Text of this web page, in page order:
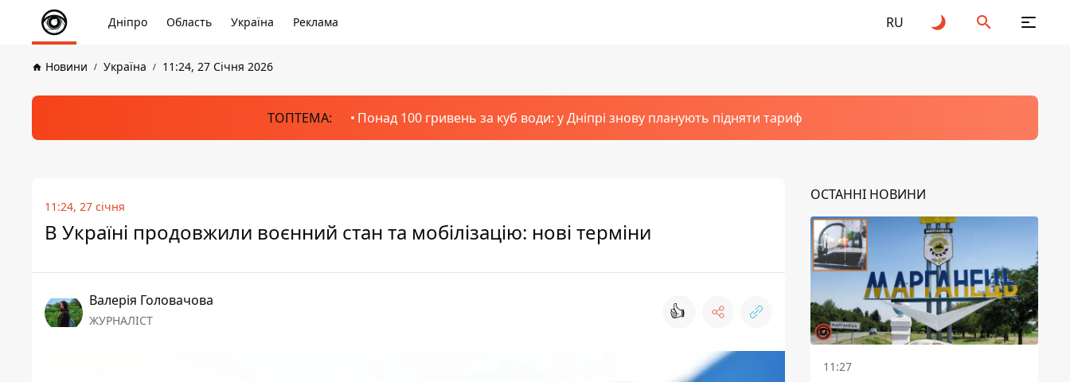
Дніпро Область Україна Реклама RU
Новини Україна 11:24, 27 Січня 2026
ТОПТЕМА: Понад 100 гривень за куб води: у Дніпрі знову планують підняти тариф
11:24, 27 січня
В Україні продовжили воєнний стан та мобілізацію: нові терміни
Валерія Головачова
ЖУРНАЛІСТ 👍
ОСТАННІ НОВИНИ
11:27